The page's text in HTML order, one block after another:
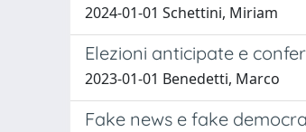
2024-01-01 Schettini, Miriam
Elezioni anticipate e
2023-01-01 Benedetti, Marco
Fake news e fake